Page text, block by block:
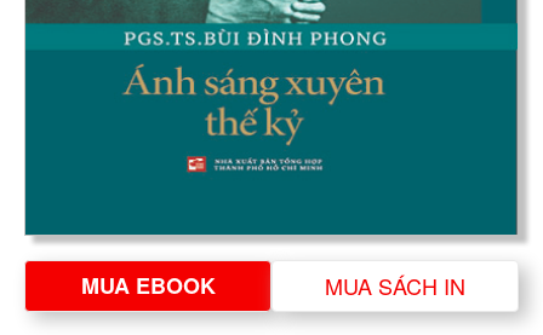
MUA EBOOK MUA SÁCH IN